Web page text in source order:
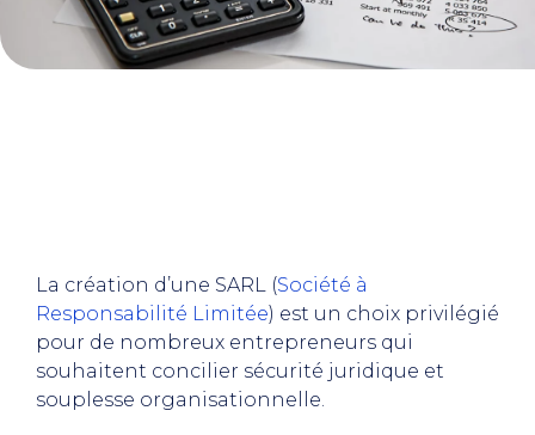
La création d’une SARL (Société à
Responsabilité Limitée) est un choix privilégié
pour de nombreux entrepreneurs qui
souhaitent concilier sécurité juridique et
souplesse organisationnelle.